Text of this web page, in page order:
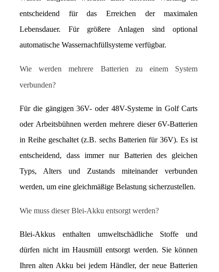
entscheidend für das Erreichen der maximalen
Lebensdauer. Für größere Anlagen sind optional
automatische Wassernachfüllsysteme verfügbar.
Wie werden mehrere Batterien zu einem System
verbunden?
Für die gängigen 36V- oder 48V-Systeme in Golf Carts
oder Arbeitsbühnen werden mehrere dieser 6V-Batterien
in Reihe geschaltet (z.B. sechs Batterien für 36V). Es ist
entscheidend, dass immer nur Batterien des gleichen
Typs, Alters und Zustands miteinander verbunden
werden, um eine gleichmäßige Belastung sicherzustellen.
Wie muss dieser Blei-Akku entsorgt werden?
Blei-Akkus enthalten umweltschädliche Stoffe und
dürfen nicht im Hausmüll entsorgt werden. Sie können
Ihren alten Akku bei jedem Händler, der neue Batterien